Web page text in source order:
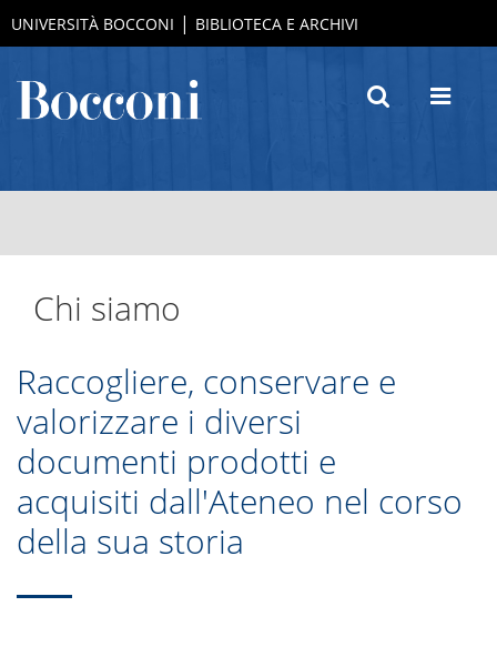
UNIVERSITÀ BOCCONI BIBLIOTECA E ARCHIVI
Chi siamo
Raccogliere, conservare e
valorizzare i diversi
documenti prodotti e
acquisiti dall'Ateneo nel corso
della sua storia